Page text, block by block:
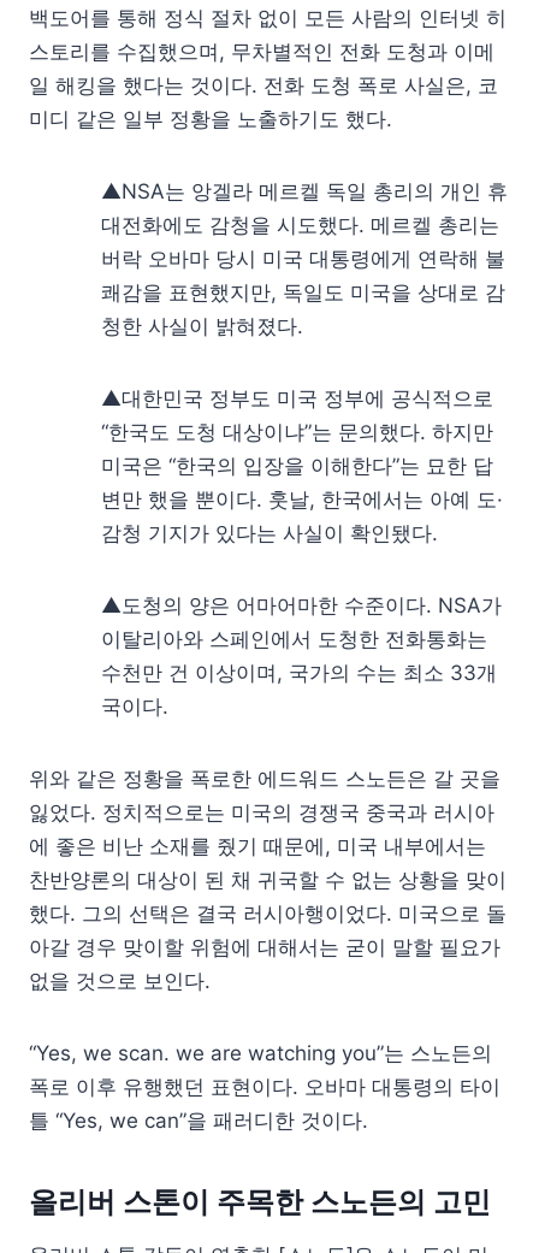
백도어를 통해 정식 절차 없이 모든 사람의 인터넷 히
스토리를 수집했으며, 무차별적인 전화 도청과 이메
일 해킹을 했다는 것이다. 전화 도청 폭로 사실은, 코
미디 같은 일부 정황을 노출하기도 했다.
▲NSA는 앙겔라 메르켈 독일 총리의 개인 휴
대전화에도 감청을 시도했다. 메르켈 총리는
버락 오바마 당시 미국 대통령에게 연락해 불
쾌감을 표현했지만, 독일도 미국을 상대로 감
청한 사실이 밝혀졌다.
▲대한민국 정부도 미국 정부에 공식적으로
“한국도 도청 대상이냐”는 문의했다. 하지만
미국은 “한국의 입장을 이해한다”는 묘한 답
변만 했을 뿐이다. 훗날, 한국에서는 아예 도·
감청 기지가 있다는 사실이 확인됐다.
▲도청의 양은 어마어마한 수준이다. NSA가
이탈리아와 스페인에서 도청한 전화통화는
수천만 건 이상이며, 국가의 수는 최소 33개
국이다.
위와 같은 정황을 폭로한 에드워드 스노든은 갈 곳을
잃었다. 정치적으로는 미국의 경쟁국 중국과 러시아
에 좋은 비난 소재를 줬기 때문에, 미국 내부에서는
찬반양론의 대상이 된 채 귀국할 수 없는 상황을 맞이
했다. 그의 선택은 결국 러시아행이었다. 미국으로 돌
아갈 경우 맞이할 위험에 대해서는 굳이 말할 필요가
없을 것으로 보인다.
“Yes, we scan. we are watching you”는 스노든의
폭로 이후 유행했던 표현이다. 오바마 대통령의 타이
틀 “Yes, we can”을 패러디한 것이다.
올리버 스톤이 주목한 스노든의 고민